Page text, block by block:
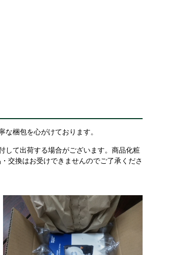
梱包を心がけております。
して出荷する場合がございます。商品化粧
交換はお受けできませんのでご了承くださ